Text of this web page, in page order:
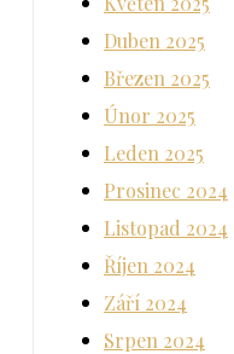
Duben 2025
Březen 2025
Únor 2025
Leden 2025
Prosinec 2024
Listopad 2024
Říjen 2024
Září 2024
Srpen 2024